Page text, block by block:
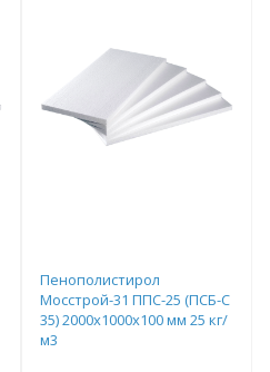
Пенополистирол
Мосстрой-31 ППС-25 (ПСБ-С
35) 2000х1000х100 мм 25 кг/
м3